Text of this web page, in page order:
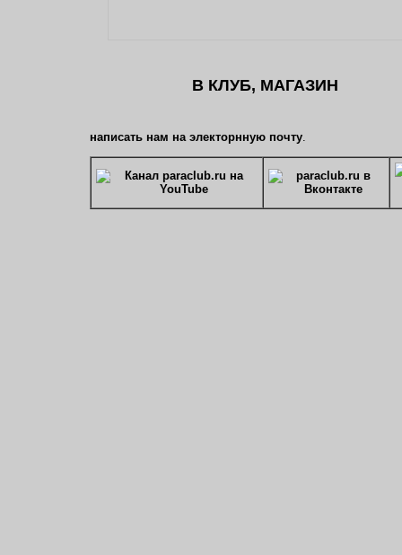
В КЛУБ, МАГАЗИН
написать нам на электорнную почту.